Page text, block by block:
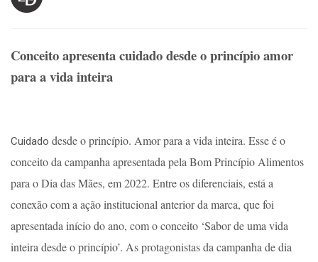
Conceito apresenta cuidado desde o princípio amor
para a vida inteira
Cuidado desde o princípio. Amor para a vida inteira. Esse é o
conceito da campanha apresentada pela Bom Princípio Alimentos
para o Dia das Mães, em 2022. Entre os diferenciais, está a
conexão com a ação institucional anterior da marca, que foi
apresentada início do ano, com o conceito ‘Sabor de uma vida
inteira desde o princípio’. As protagonistas da campanha de dia